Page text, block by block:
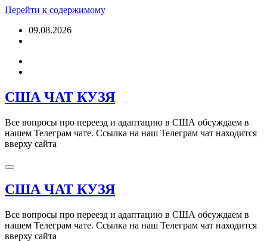
Перейти к содержимому
09.08.2026
США ЧАТ КУЗЯ
Все вопросы про переезд и адаптацию в США обсуждаем в
нашем Телеграм чате. Ссылка на наш Телеграм чат находится
вверху сайта
США ЧАТ КУЗЯ
Все вопросы про переезд и адаптацию в США обсуждаем в
нашем Телеграм чате. Ссылка на наш Телеграм чат находится
вверху сайта